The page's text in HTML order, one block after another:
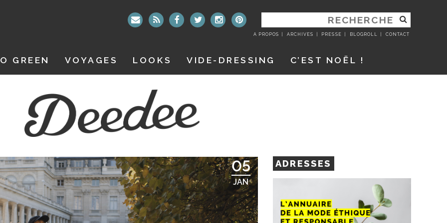
RECHERCHER
:
A PROPOS ARCHIVES PRESSE BLOGROLL CONTACT
GREEN VOYAGES LOOKS VIDE-DRESSING C’EST NOËL !
05
JAN
ADRESSES